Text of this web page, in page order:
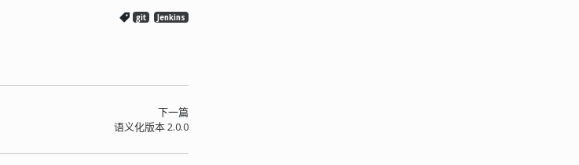
git Jenkins
下一篇
语义化版本 2.0.0